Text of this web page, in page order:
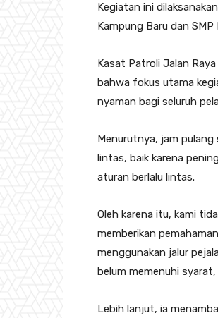
Kegiatan ini
Kampung Baru dan SMP
Kasat Patroli Jalan
bahwa fokus utama
nyaman bagi seluruh
Menurutnya, jam
lintas, baik karena
aturan berlalu lintas.
Oleh karena itu, kami
memberikan
menggunakan jalur
belum memenuhi
Lebih lanjut, ia